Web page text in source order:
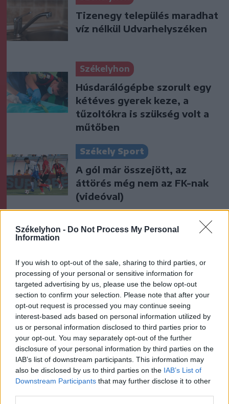
Székelyhon - Do Not Process My Personal
Information
If you wish to opt-out of the sale, sharing to third parties, or
processing of your personal or sensitive information for
targeted advertising by us, please use the below opt-out
section to confirm your selection. Please note that after your
opt-out request is processed you may continue seeing
interest-based ads based on personal information utilized by
us or personal information disclosed to third parties prior to
your opt-out. You may separately opt-out of the further
disclosure of your personal information by third parties on the
IAB’s list of downstream participants. This information may
also be disclosed by us to third parties on the IAB’s List of
Downstream Participants that may further disclose it to other
Tizenegy település maradhat
víz nélkül Udvarhelyszéken
Székelyhon
Húsdarálógépbe szorult egy
kétéves gyerek keze, a
tűzoltókra is szükség volt a
műtőben
Székely Sport
A gól már összejött, az
áttörés még nem az FK-nak
(videóval)
amerikai hírszerzés szerint
Székely Sport
Otthon kapott ki az újonctól a
Marosvásárhelyi ASA, a
Steaua sem tudott nyerni
Nőileg
B. Máthé Zsuzsa: Az élet
„doktoriját” végeztem el az